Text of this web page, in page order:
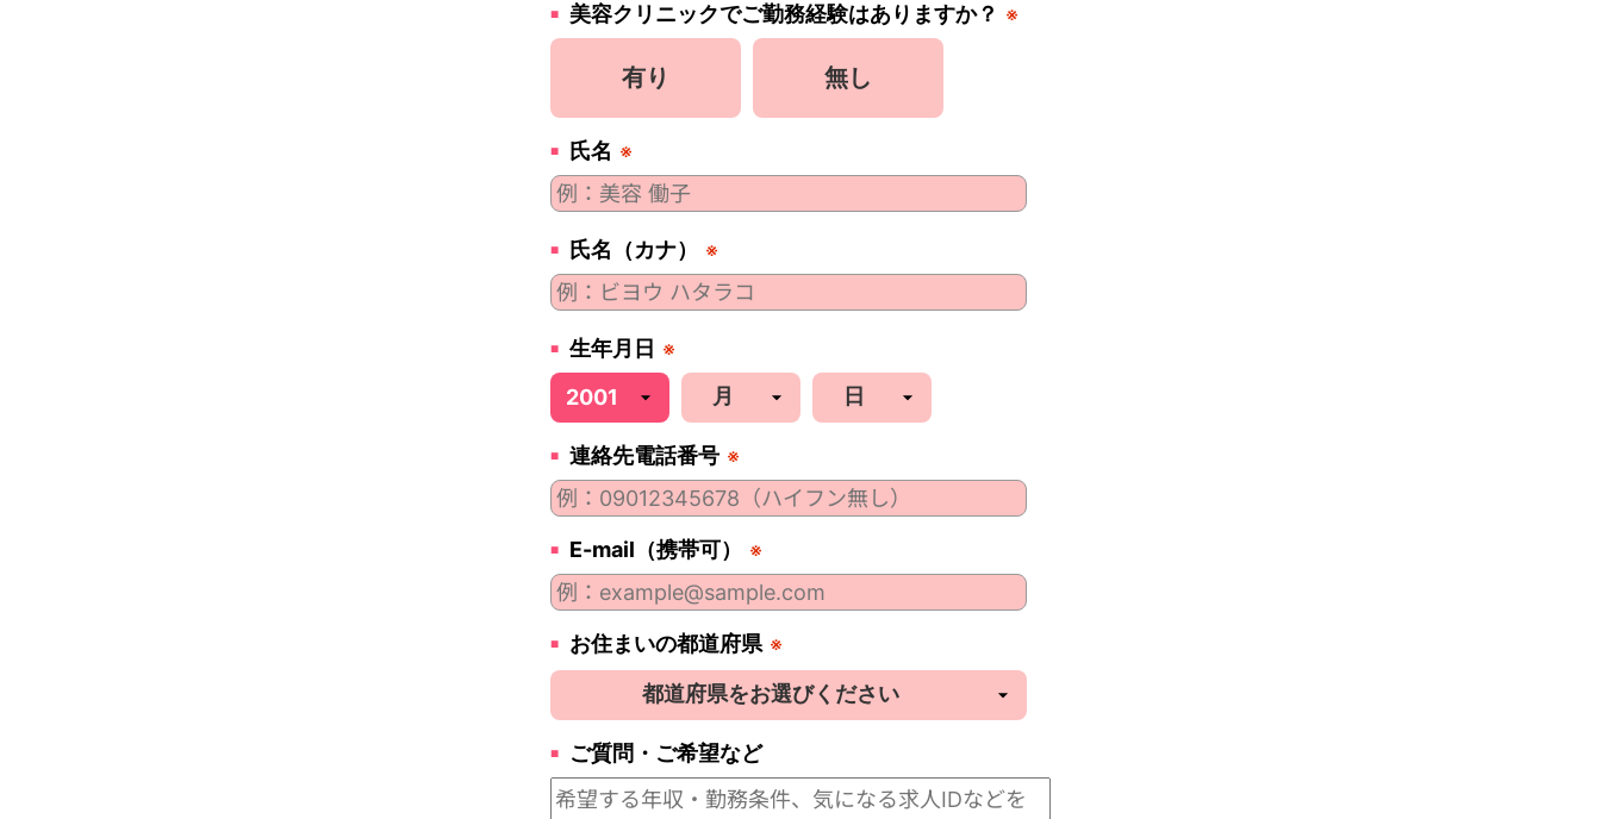
美容クリニックでご勤務経験はありますか？ ※
有り 無し
氏名 ※
氏名（カナ） ※
生年月日 ※
連絡先電話番号 ※
E-mail（携帯可） ※
お住まいの都道府県 ※
ご質問・ご希望など